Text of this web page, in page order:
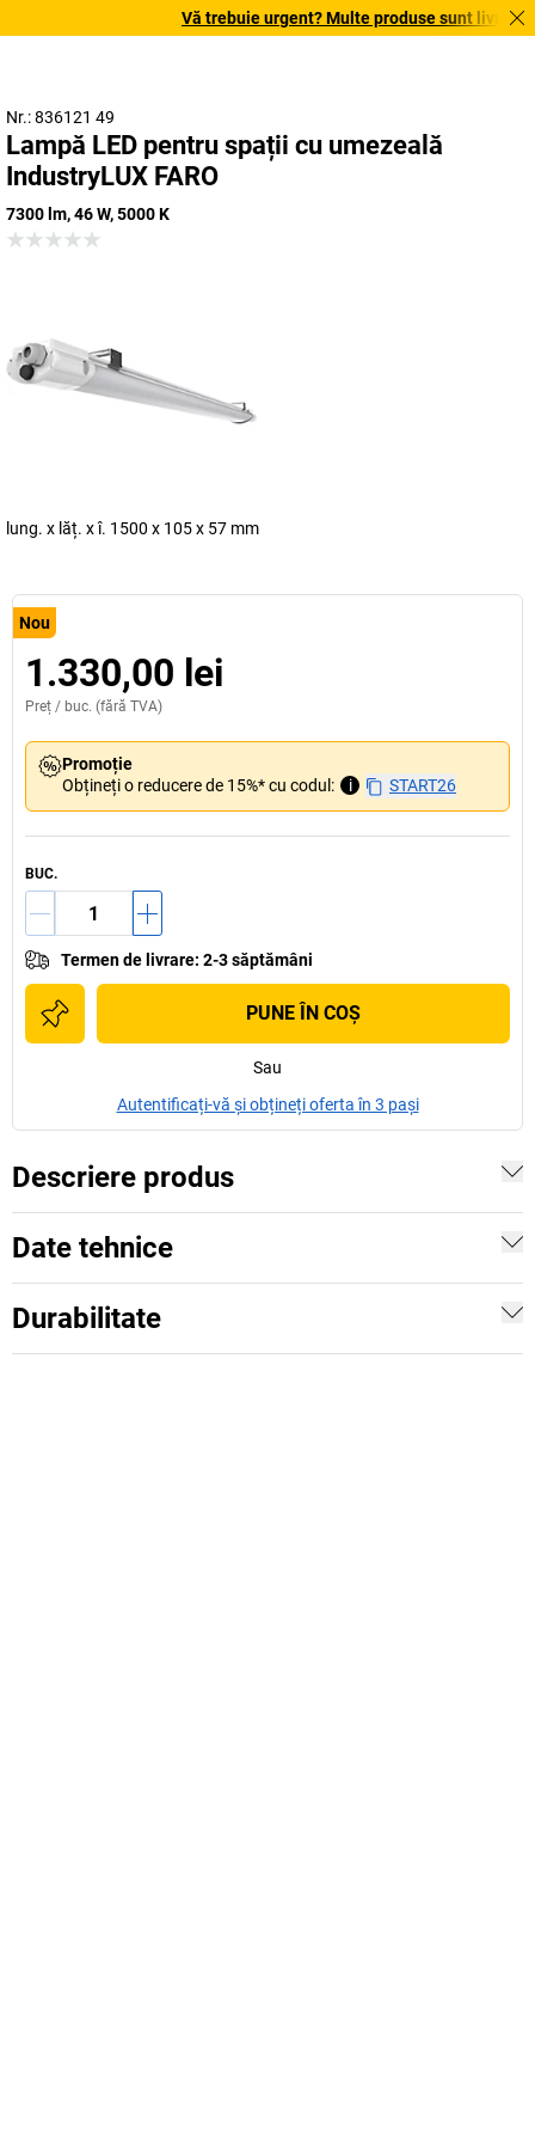
Vă trebuie urgent? Multe produse sunt livrate
Nr.: 836121 49
Lampă LED pentru spații cu umezeală
IndustryLUX FARO
7300 lm, 46 W, 5000 K
lung. x lăț. x î. 1500 x 105 x 57 mm
Nou
1.330,00 lei
Preț / buc. (fără TVA)
Promoție
Obțineți o reducere de 15%* cu codul:
i START26
BUC.
Termen de livrare: 2-3 săptămâni
PUNE ÎN COŞ
Sau
Autentificați-vă și obțineți oferta în 3 pași
Descriere produs
Date tehnice
Durabilitate